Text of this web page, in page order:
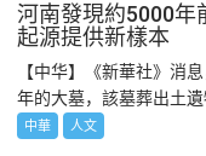
河南發現約5000
起源提供新樣本
【中华】《新華社》消
年的大墓，該墓葬出土
中華 人文